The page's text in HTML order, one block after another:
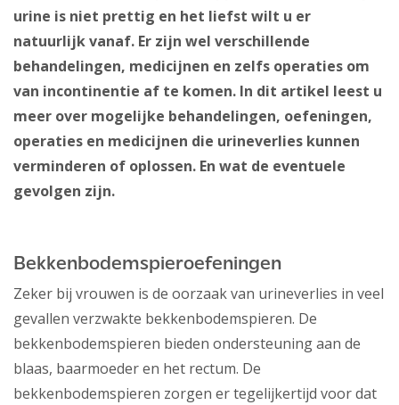
urine is niet prettig en het liefst wilt u er
natuurlijk vanaf. Er zijn wel verschillende
behandelingen, medicijnen en zelfs operaties om
van incontinentie af te komen. In dit artikel leest u
meer over mogelijke behandelingen, oefeningen,
operaties en medicijnen die urineverlies kunnen
verminderen of oplossen. En wat de eventuele
gevolgen zijn.
Bekkenbodemspieroefeningen
Zeker bij vrouwen is de oorzaak van urineverlies in veel
gevallen verzwakte bekkenbodemspieren. De
bekkenbodemspieren bieden ondersteuning aan de
blaas, baarmoeder en het rectum. De
bekkenbodemspieren zorgen er tegelijkertijd voor dat